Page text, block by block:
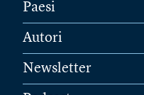
Paesi
Autori
Newsletter